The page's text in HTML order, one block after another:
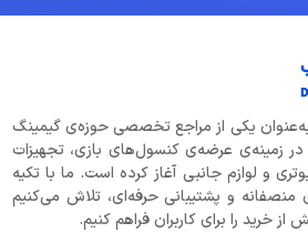
از سال 1396 به‌عنوان یکی از مراجع تخصصی حوزه‌ی گیمینگ
در زمینه‌ی عرضه‌ی کنسول‌های بازی، تجهیزات
و لوازم جانبی آغاز کرده است. ما با تکیه
منصفانه و پشتیبانی حرفه‌ای، تلاش می‌کنیم
خرید را برای کاربران فراهم کنیم.